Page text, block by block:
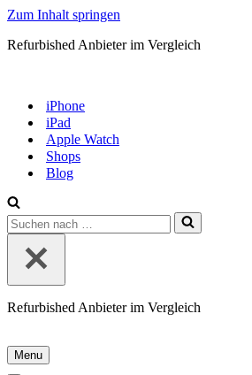
Zum Inhalt springen
Refurbished Anbieter im Vergleich
iPhone
iPad
Apple Watch
Shops
Blog
Suchen
nach …
Refurbished Anbieter im Vergleich
Menu
Navigationsmenü